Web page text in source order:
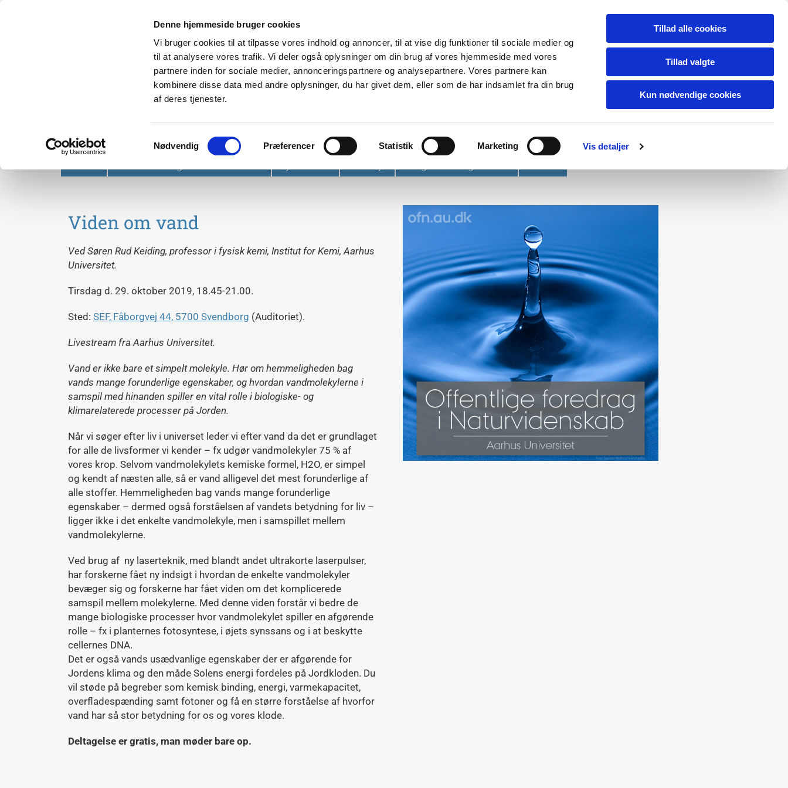
Denne hjemmeside bruger cookies
Vi bruger cookies til at tilpasse vores indhold og annoncer, til at vise dig funktioner til sociale medier og
til at analysere vores trafik. Vi deler også oplysninger om din brug af vores hjemmeside med vores
partnere inden for sociale medier, annonceringspartnere og analysepartnere. Vores partnere kan
kombinere disse data med andre oplysninger, du har givet dem, eller som de har indsamlet fra din brug
af deres tjenester.
Nødvendig Præferencer Statistik Marketing Vis detaljer
Tillad alle cookies
Tillad valgte
Kun nødvendige cookies
Viden om vand
Ved Søren Rud Keiding, professor i fysisk kemi, Institut for Kemi, Aarhus
Universitet.
Tirsdag d. 29. oktober 2019, 18.45-21.00.
Sted: SEF, Fåborgvej 44, 5700 Svendborg (Auditoriet).
Livestream fra Aarhus Universitet.
Vand er ikke bare et simpelt molekyle. Hør om hemmeligheden bag
vands mange forunderlige egenskaber, og hvordan vandmolekylerne i
samspil med hinanden spiller en vital rolle i biologiske- og
klimarelaterede processer på Jorden.
Når vi søger efter liv i universet leder vi efter vand da det er grundlaget
for alle de livsformer vi kender – fx udgør vandmolekyler 75 % af
vores krop. Selvom vandmolekylets kemiske formel, H2O, er simpel
og kendt af næsten alle, så er vand alligevel det mest forunderlige af
alle stoffer. Hemmeligheden bag vands mange forunderlige
egenskaber – dermed også forståelsen af vandets betydning for liv –
ligger ikke i det enkelte vandmolekyle, men i samspillet mellem
vandmolekylerne.
Ved brug af ny laserteknik, med blandt andet ultrakorte laserpulser,
har forskerne fået ny indsigt i hvordan de enkelte vandmolekyler
bevæger sig og forskerne har fået viden om det komplicerede
samspil mellem molekylerne. Med denne viden forstår vi bedre de
mange biologiske processer hvor vandmolekylet spiller en afgørende
rolle – fx i planternes fotosyntese, i øjets synssans og i at beskytte
cellernes DNA.
Det er også vands usædvanlige egenskaber der er afgørende for
Jordens klima og den måde Solens energi fordeles på Jordkloden. Du
vil støde på begreber som kemisk binding, energi, varmekapacitet,
overfladespænding samt fotoner og få en større forståelse af hvorfor
vand har så stor betydning for os og vores klode.
Deltagelse er gratis, man møder bare op.